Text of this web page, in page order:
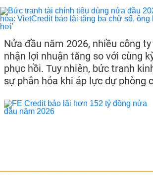
Nửa đầu năm 2026, nhiều công
nhận lợi nhuận tăng so với cùng
phục hồi. Tuy nhiên, bức tranh
sự phân hóa khi áp lực dự phòng